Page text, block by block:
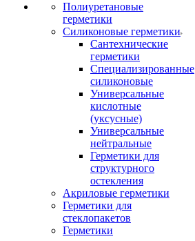
Полиуретановые
герметики
Силиконовые герметики
Сантехнические
герметики
Специализированные
силиконовые
Универсальные
кислотные
(уксусные)
Универсальные
нейтральные
Герметики для
структурного
остекления
Акриловые герметики
Герметики для
стеклопакетов
Герметики